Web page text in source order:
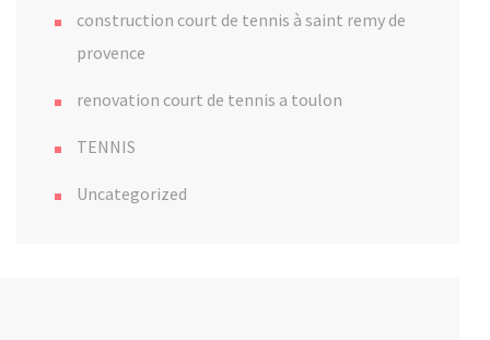
construction court de tennis à saint remy de
provence
renovation court de tennis a toulon
TENNIS
Uncategorized